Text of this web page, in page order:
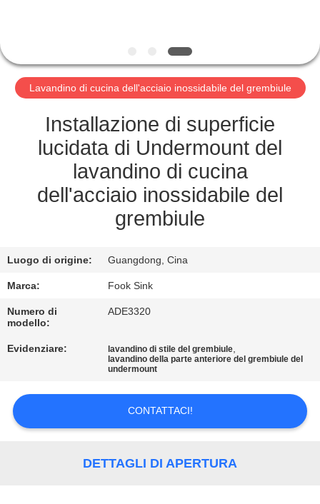
QUALITÀ
CONTATTICI
RICHIEDA
CITAZIONE
DEL
SITO
PRIVACY
POLICY
Lavandino di cucina dell'acciaio inossidabile del grembiule
Installazione di superficie
lucidata di Undermount del
lavandino di cucina
dell'acciaio inossidabile del
grembiule
Luogo di origine: Guangdong, Cina
Marca: Fook Sink
Numero di
modello:
ADE3320
Evidenziare: lavandino di stile del grembiule,
lavandino della parte anteriore del grembiule del
undermount
CONTATTACI!
DETTAGLI DI APERTURA